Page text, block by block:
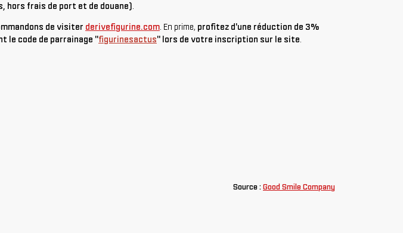
hors frais de port et de douane).
de visiter derivefigurine.com. En prime, profitez d'une réduction de 3%
le code de parrainage "figurinesactus" lors de votre inscription sur le site.
Source :Good Smile Company